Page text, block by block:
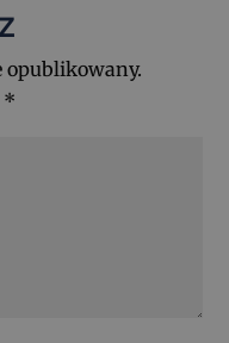
opublikowany.
*